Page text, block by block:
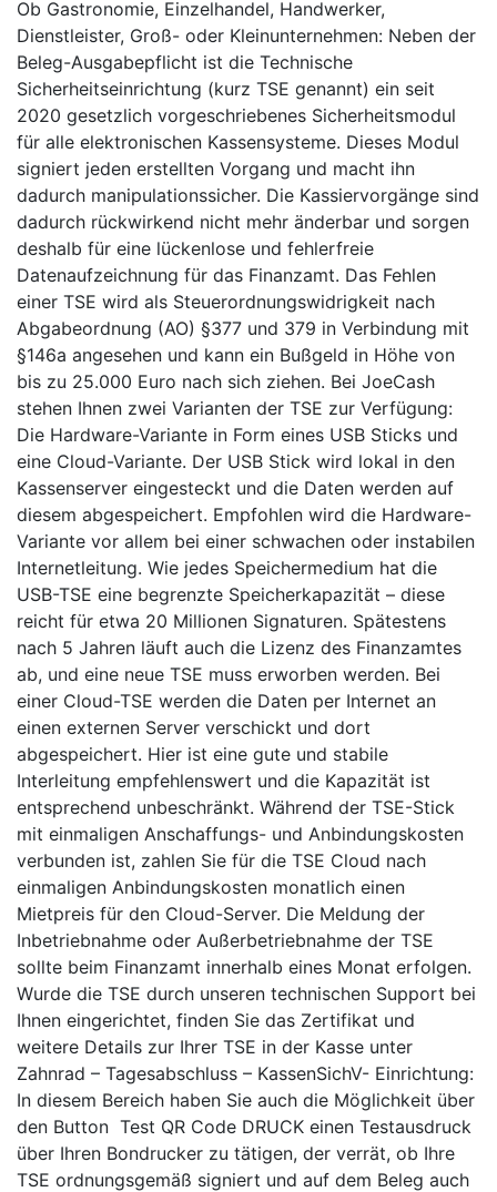
Ob Gastronomie, Einzelhandel, Handwerker,
Dienstleister, Groß- oder Kleinunternehmen: Neben der
Beleg-Ausgabepflicht ist die Technische
Sicherheitseinrichtung (kurz TSE genannt) ein seit
2020 gesetzlich vorgeschriebenes Sicherheitsmodul
für alle elektronischen Kassensysteme. Dieses Modul
signiert jeden erstellten Vorgang und macht ihn
dadurch manipulationssicher. Die Kassiervorgänge sind
dadurch rückwirkend nicht mehr änderbar und sorgen
deshalb für eine lückenlose und fehlerfreie
Datenaufzeichnung für das Finanzamt. Das Fehlen
einer TSE wird als Steuerordnungswidrigkeit nach
Abgabeordnung (AO) §377 und 379 in Verbindung mit
§146a angesehen und kann ein Bußgeld in Höhe von
bis zu 25.000 Euro nach sich ziehen. Bei JoeCash
stehen Ihnen zwei Varianten der TSE zur Verfügung:
Die Hardware-Variante in Form eines USB Sticks und
eine Cloud-Variante. Der USB Stick wird lokal in den
Kassenserver eingesteckt und die Daten werden auf
diesem abgespeichert. Empfohlen wird die Hardware-
Variante vor allem bei einer schwachen oder instabilen
Internetleitung. Wie jedes Speichermedium hat die
USB-TSE eine begrenzte Speicherkapazität – diese
reicht für etwa 20 Millionen Signaturen. Spätestens
nach 5 Jahren läuft auch die Lizenz des Finanzamtes
ab, und eine neue TSE muss erworben werden. Bei
einer Cloud-TSE werden die Daten per Internet an
einen externen Server verschickt und dort
abgespeichert. Hier ist eine gute und stabile
Interleitung empfehlenswert und die Kapazität ist
entsprechend unbeschränkt. Während der TSE-Stick
mit einmaligen Anschaffungs- und Anbindungskosten
verbunden ist, zahlen Sie für die TSE Cloud nach
einmaligen Anbindungskosten monatlich einen
Mietpreis für den Cloud-Server. Die Meldung der
Inbetriebnahme oder Außerbetriebnahme der TSE
sollte beim Finanzamt innerhalb eines Monat erfolgen.
Wurde die TSE durch unseren technischen Support bei
Ihnen eingerichtet, finden Sie das Zertifikat und
weitere Details zur Ihrer TSE in der Kasse unter
Zahnrad – Tagesabschluss – KassenSichV- Einrichtung:
In diesem Bereich haben Sie auch die Möglichkeit über
den Button Test QR Code DRUCK einen Testausdruck
über Ihren Bondrucker zu tätigen, der verrät, ob Ihre
TSE ordnungsgemäß signiert und auf dem Beleg auch